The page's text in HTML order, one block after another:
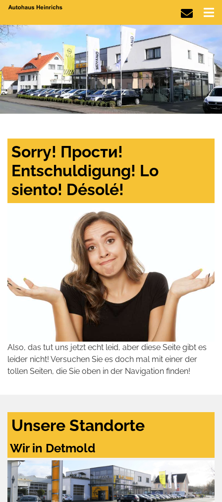
Sorry! Прости!
Entschuldigung! Lo
siento! Désolé!
Also, das tut uns jetzt echt leid, aber diese Seite gibt es
leider nicht! Versuchen Sie es doch mal mit einer der
tollen Seiten, die Sie oben in der Navigation finden!
Unsere Standorte
Wir in Detmold